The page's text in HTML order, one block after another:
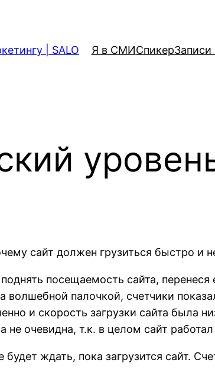
| SALO Я в СМИСпикерЗаписи
сайт должен грузиться быстро
посещаемость сайта, перенеся
волшебной палочкой, счетчики
и скорость загрузки сайта была
очевидна, т.к. в целом сайт
ждать, пока загрузится сайт.